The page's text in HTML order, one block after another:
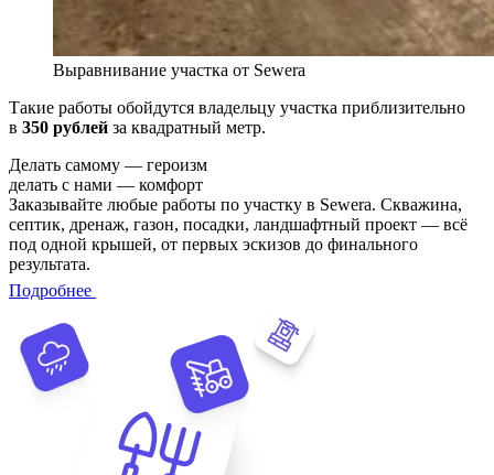
Выравнивание участка от Sewera
Такие работы обойдутся владельцу участка приблизительно
в 350 рублей за квадратный метр.
Делать самому — героизм
делать с нами — комфорт
Заказывайте любые работы по участку в Sewera. Скважина,
септик, дренаж, газон, посадки, ландшафтный проект — всё
под одной крышей, от первых эскизов до финального
результата.
Подробнее